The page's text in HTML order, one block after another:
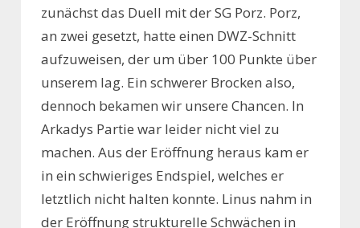
zunächst das Duell mit der SG Porz. Porz,
an zwei gesetzt, hatte einen DWZ-Schnitt
aufzuweisen, der um über 100 Punkte über
unserem lag. Ein schwerer Brocken also,
dennoch bekamen wir unsere Chancen. In
Arkadys Partie war leider nicht viel zu
machen. Aus der Eröffnung heraus kam er
in ein schwieriges Endspiel, welches er
letztlich nicht halten konnte. Linus nahm in
der Eröffnung strukturelle Schwächen in